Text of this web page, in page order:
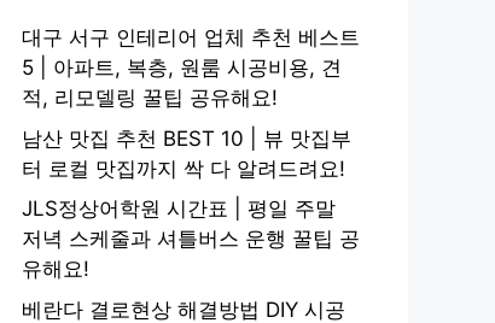
대구 서구 인테리어 업체 추천 베스트
5 | 아파트, 복층, 원룸 시공비용, 견
적, 리모델링 꿀팁 공유해요!
남산 맛집 추천 BEST 10 | 뷰 맛집부
터 로컬 맛집까지 싹 다 알려드려요!
JLS정상어학원 시간표 | 평일 주말
저녁 스케줄과 셔틀버스 운행 꿀팁 공
유해요!
베란다 결로현상 해결방법 DIY 시공